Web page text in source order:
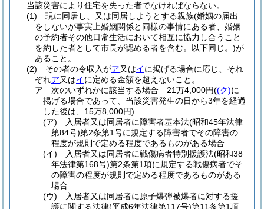
当該災害により住宅を失った者でなければならない。
(1)
現に同居し、又は同居しようとする親族(婚姻の届出
をしないが事実上婚姻関係と同様の事情にある者、婚姻
の予約者その他日常生活において相互に協力し合うこと
を約した者として市長が認める者を含む。以下同じ。)が
あること。
(2)
その者の令収入がア又はイに掲げる場合に応じ、それ
ぞれア又はイに定める金額を超えないこと。
ア
次のいずれかに該当する場合 21万4,000円((ク)に
掲げる場合であって、当該災害発生の日から3年を経過
した後は、15万8,000円)
(ア)
入居者又は同居者に障害者基本法(昭和45年法律
第84号)第2条第1号に規定する障害者でその障害の
程度が規則で定める程度であるものがある場合
(イ)
入居者又は同居者に戦傷病者特別援護法(昭和38
年法律第168号)第2条第1項に規定する戦傷病者でそ
の障害の程度が規則で定める程度であるものがある
場合
(ウ)
入居者又は同居者に原子爆弾被爆者に対する援
護に関する法律(平成6年法律第117号)第11条第1項